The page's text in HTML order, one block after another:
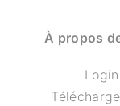
À propos
Login